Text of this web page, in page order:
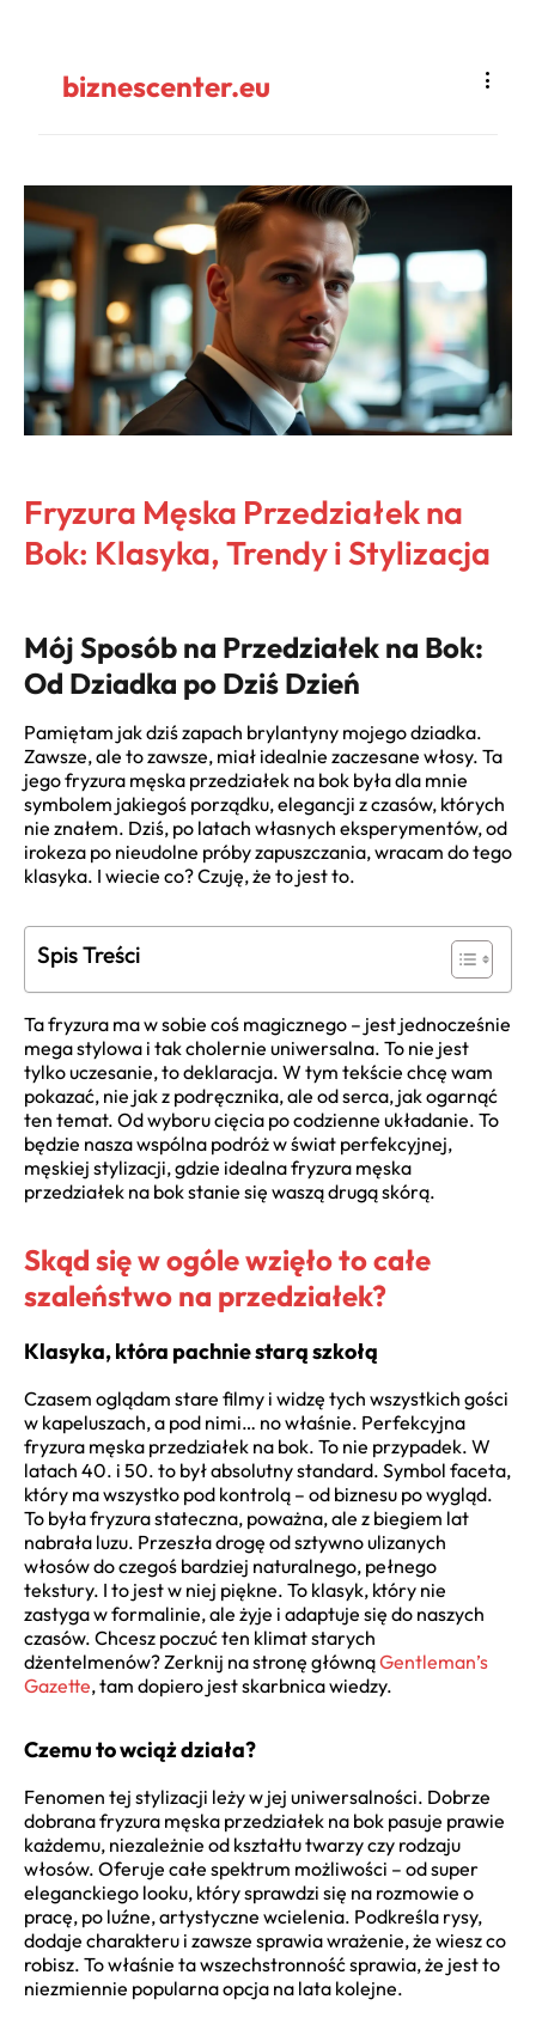
biznescenter.eu
Fryzura Męska Przedziałek na
Bok: Klasyka, Trendy i Stylizacja
Mój Sposób na Przedziałek na Bok:
Od Dziadka po Dziś Dzień
Pamiętam jak dziś zapach brylantyny mojego dziadka.
Zawsze, ale to zawsze, miał idealnie zaczesane włosy. Ta
jego fryzura męska przedziałek na bok była dla mnie
symbolem jakiegoś porządku, elegancji z czasów, których
nie znałem. Dziś, po latach własnych eksperymentów, od
irokeza po nieudolne próby zapuszczania, wracam do tego
klasyka. I wiecie co? Czuję, że to jest to.
Spis Treści
Ta fryzura ma w sobie coś magicznego – jest jednocześnie
mega stylowa i tak cholernie uniwersalna. To nie jest
tylko uczesanie, to deklaracja. W tym tekście chcę wam
pokazać, nie jak z podręcznika, ale od serca, jak ogarnąć
ten temat. Od wyboru cięcia po codzienne układanie. To
będzie nasza wspólna podróż w świat perfekcyjnej,
męskiej stylizacji, gdzie idealna fryzura męska
przedziałek na bok stanie się waszą drugą skórą.
Skąd się w ogóle wzięło to całe
szaleństwo na przedziałek?
Klasyka, która pachnie starą szkołą
Czasem oglądam stare filmy i widzę tych wszystkich gości
w kapeluszach, a pod nimi… no właśnie. Perfekcyjna
fryzura męska przedziałek na bok. To nie przypadek. W
latach 40. i 50. to był absolutny standard. Symbol faceta,
który ma wszystko pod kontrolą – od biznesu po wygląd.
To była fryzura stateczna, poważna, ale z biegiem lat
nabrała luzu. Przeszła drogę od sztywno ulizanych
włosów do czegoś bardziej naturalnego, pełnego
tekstury. I to jest w niej piękne. To klasyk, który nie
zastyga w formalinie, ale żyje i adaptuje się do naszych
czasów. Chcesz poczuć ten klimat starych
dżentelmenów? Zerknij na stronę głównąGentleman’s
Gazette, tam dopiero jest skarbnica wiedzy.
Czemu to wciąż działa?
Fenomen tej stylizacji leży w jej uniwersalności. Dobrze
dobrana fryzura męska przedziałek na bok pasuje prawie
każdemu, niezależnie od kształtu twarzy czy rodzaju
włosów. Oferuje całe spektrum możliwości – od super
eleganckiego looku, który sprawdzi się na rozmowie o
pracę, po luźne, artystyczne wcielenia. Podkreśla rysy,
dodaje charakteru i zawsze sprawia wrażenie, że wiesz co
robisz. To właśnie ta wszechstronność sprawia, że jest to
niezmiennie popularna opcja na lata kolejne.